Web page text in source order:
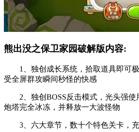
熊出没之保卫家园破解版内容:
1、独创成长系统，拾取道具即可极
受全屏群攻瞬间秒怪的快感
2、独创BOSS反击模式，光头强使
炮塔完全冰冻，并释放一大波怪物
3、六大章节，数十个特色关卡，充